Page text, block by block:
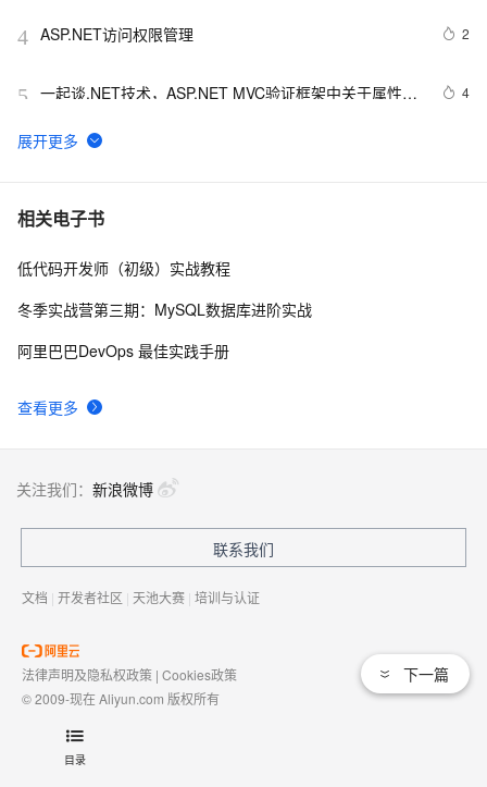
目录
4 ASP.NET访问权限管理 2
5 一起谈.NET技术，ASP.NET MVC验证框架中关于属性标
4
6 .NET设计模式（12）：外观模式（Façade Pattern）
7 Net设计模式实例之解释器模式（Interpreter Pattern）
8 Asp.Net MVC5入门学习系列④
相关电子书
查看更多
低代码开发师（初级）实战教程
冬季实战营第三期：MySQL数据库进阶实战
阿里巴巴DevOps 最佳实践手册
下一篇
关注我们： 新浪微博
联系我们
文档 | 开发者社区 | 天池大赛 | 培训与认证
法律声明及隐私权政策 | Cookies政策
© 2009-现在 Aliyun.com 版权所有
域名注册服务机构许可：